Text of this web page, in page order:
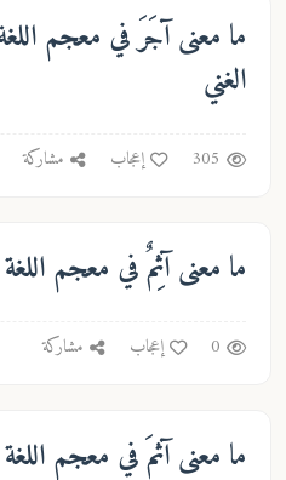
ما معنىآجَرَفي معجم اللغة
الغني
305 إعجاب مشاركة
ما معنىآثِمٌفي معجم اللغة
0 إعجاب مشاركة
ما معنىآثمَفي معجم اللغة